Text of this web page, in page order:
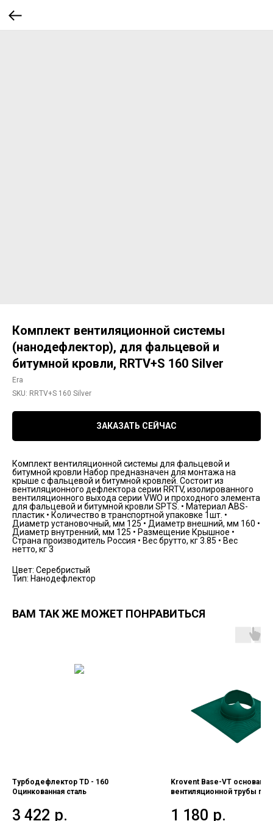
Комплект вентиляционной системы
(нанодефлектор), для фальцевой и
битумной кровли, RRTV+S 160 Silver
Era
SKU: RRTV+S 160 Silver
ЗАКАЗАТЬ СЕЙЧАС
Комплект вентиляционной системы для фальцевой и
битумной кровли Набор предназначен для монтажа на
крыше с фальцевой и битумной кровлей. Состоит из
вентиляционного дефлектора серии RRTV, изолированного
вентиляционного выхода серии VWO и проходного элемента
для фальцевой и битумной кровли SPTS. • Материал ABS-
пластик • Количество в транспортной упаковке 1шт. •
Диаметр установочный, мм 125 • Диаметр внешний, мм 160 •
Диаметр внутренний, мм 125 • Размещение Крышное •
Страна производитель Россия • Вес брутто, кг 3.85 • Вес
нетто, кг 3
Цвет: Серебристый
Тип: Нанодефлектор
ВАМ ТАК ЖЕ МОЖЕТ ПОНРАВИТЬСЯ
Турбодефлектор TD - 160
Оцинкованная сталь
3 422 р.
Krovent Base-VT основание
вентиляционной трубы
1 180 р.